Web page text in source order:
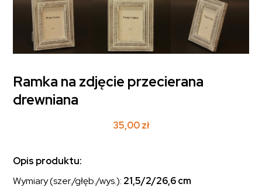
Ramka na zdjęcie przecierana
drewniana
35,00zł
Opis produktu:
Wymiary (szer./głęb./wys.): 21,5/2/26,6 cm